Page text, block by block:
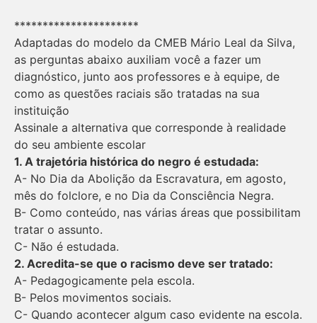
**********************
Adaptadas do modelo da CMEB Mário Leal da Silva,
as perguntas abaixo auxiliam você a fazer um
diagnóstico, junto aos professores e à equipe, de
como as questões raciais são tratadas na sua
instituição
Assinale a alternativa que corresponde à realidade
do seu ambiente escolar
1. A trajetória histórica do negro é estudada:
A- No Dia da Abolição da Escravatura, em agosto,
mês do folclore, e no Dia da Consciência Negra.
B- Como conteúdo, nas várias áreas que possibilitam
tratar o assunto.
C- Não é estudada.
2. Acredita-se que o racismo deve ser tratado:
A- Pedagogicamente pela escola.
B- Pelos movimentos sociais.
C- Quando acontecer algum caso evidente na escola.